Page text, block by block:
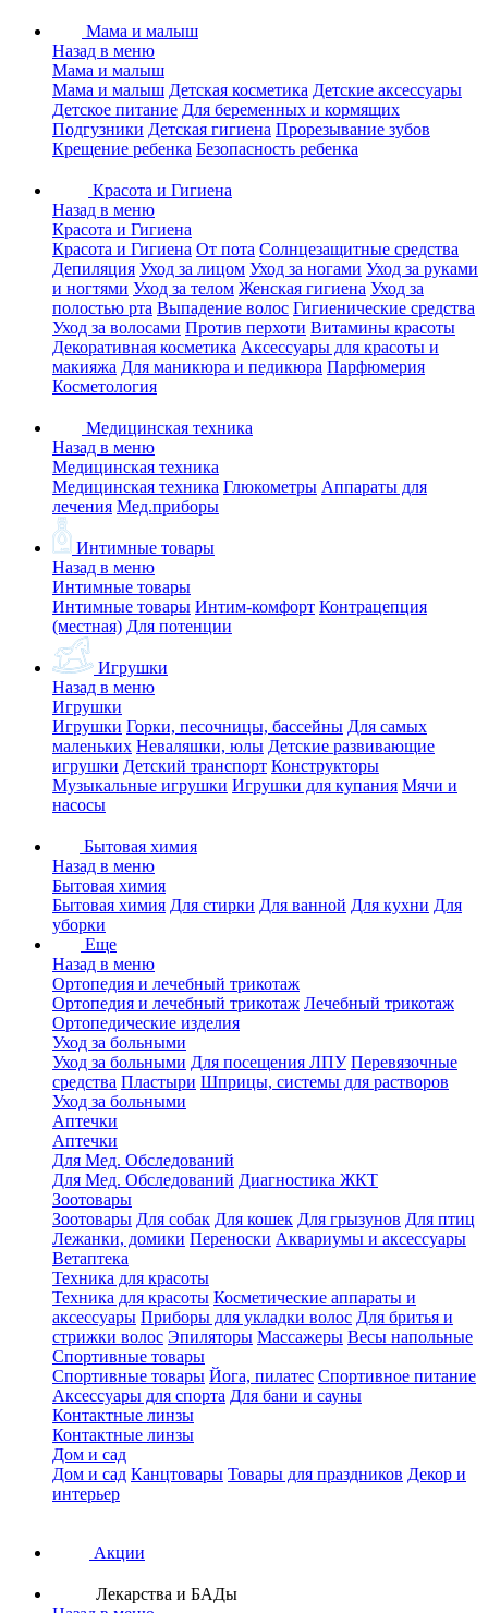
Мама и малыш
Назад в меню
Мама и малыш
Мама и малыш Детская косметика Детские аксессуары
Детское питание Для беременных и кормящих
Подгузники Детская гигиена Прорезывание зубов
Крещение ребенка Безопасность ребенка
Красота и Гигиена
Назад в меню
Красота и Гигиена
Красота и Гигиена От пота Солнцезащитные средства
Депиляция Уход за лицом Уход за ногами Уход за руками
и ногтями Уход за телом Женская гигиена Уход за
полостью рта Выпадение волос Гигиенические средства
Уход за волосами Против перхоти Витамины красоты
Декоративная косметика Аксессуары для красоты и
макияжа Для маникюра и педикюра Парфюмерия
Косметология
Медицинская техника
Назад в меню
Медицинская техника
Медицинская техника Глюкометры Аппараты для
лечения Мед.приборы
Интимные товары
Назад в меню
Интимные товары
Интимные товары Интим-комфорт Контрацепция
(местная) Для потенции
Игрушки
Назад в меню
Игрушки
Игрушки Горки, песочницы, бассейны Для самых
маленьких Неваляшки, юлы Детские развивающие
игрушки Детский транспорт Конструкторы
Музыкальные игрушки Игрушки для купания Мячи и
насосы
Бытовая химия
Назад в меню
Бытовая химия
Бытовая химия Для стирки Для ванной Для кухни Для
уборки
Еще
Назад в меню
Ортопедия и лечебный трикотаж
Ортопедия и лечебный трикотаж Лечебный трикотаж
Ортопедические изделия
Уход за больными
Уход за больными Для посещения ЛПУ Перевязочные
средства Пластыри Шприцы, системы для растворов
Уход за больными
Аптечки
Аптечки
Для Мед. Обследований
Для Мед. Обследований Диагностика ЖКТ
Зоотовары
Зоотовары Для собак Для кошек Для грызунов Для птиц
Лежанки, домики Переноски Аквариумы и аксессуары
Ветаптека
Техника для красоты
Техника для красоты Косметические аппараты и
аксессуары Приборы для укладки волос Для бритья и
стрижки волос Эпиляторы Массажеры Весы напольные
Спортивные товары
Спортивные товары Йога, пилатес Спортивное питание
Аксессуары для спорта Для бани и сауны
Контактные линзы
Контактные линзы
Дом и сад
Дом и сад Канцтовары Товары для праздников Декор и
интерьер
Акции
Лекарства и БАДы